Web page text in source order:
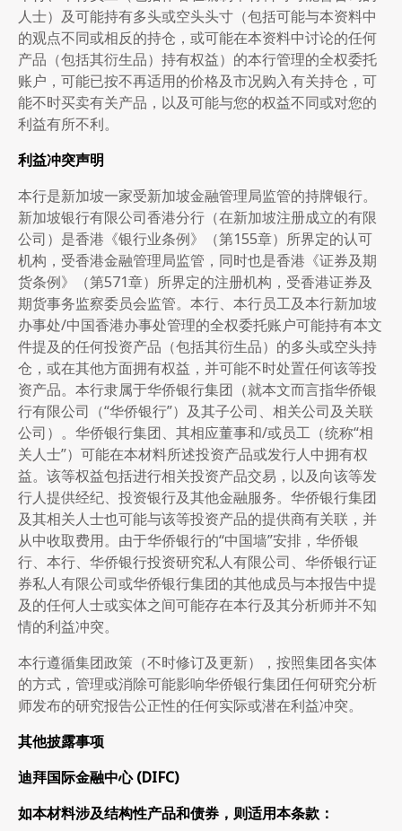
人士）及可能持有多头或空头头寸（包括可能与本资料中
的观点不同或相反的持仓，或可能在本资料中讨论的任何
产品（包括其衍生品）持有权益）的本行管理的全权委托
账户，可能已按不再适用的价格及市况购入有关持仓，可
能不时买卖有关产品，以及可能与您的权益不同或对您的
利益有所不利。
利益冲突声明
本行是新加坡一家受新加坡金融管理局监管的持牌银行。
新加坡银行有限公司香港分行（在新加坡注册成立的有限
公司）是香港《银行业条例》（第155章）所界定的认可
机构，受香港金融管理局监管，同时也是香港《证券及期
货条例》（第571章）所界定的注册机构，受香港证券及
期货事务监察委员会监管。本行、本行员工及本行新加坡
办事处/中国香港办事处管理的全权委托账户可能持有本文
件提及的任何投资产品（包括其衍生品）的多头或空头持
仓，或在其他方面拥有权益，并可能不时处置任何该等投
资产品。本行隶属于华侨银行集团（就本文而言指华侨银
行有限公司（“华侨银行”）及其子公司、相关公司及关联
公司）。华侨银行集团、其相应董事和/或员工（统称“相
关人士”）可能在本材料所述投资产品或发行人中拥有权
益。该等权益包括进行相关投资产品交易，以及向该等发
行人提供经纪、投资银行及其他金融服务。华侨银行集团
及其相关人士也可能与该等投资产品的提供商有关联，并
从中收取费用。由于华侨银行的“中国墙”安排，华侨银
行、本行、华侨银行投资研究私人有限公司、华侨银行证
券私人有限公司或华侨银行集团的其他成员与本报告中提
及的任何人士或实体之间可能存在本行及其分析师并不知
情的利益冲突。
本行遵循集团政策（不时修订及更新），按照集团各实体
的方式，管理或消除可能影响华侨银行集团任何研究分析
师发布的研究报告公正性的任何实际或潜在利益冲突。
其他披露事项
迪拜国际金融中心 (DIFC)
如本材料涉及结构性产品和债券，则适用本条款：